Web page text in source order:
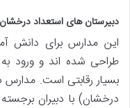
دبیرستان های استعداد
این مدارس برای دانش
طراحی شده اند و ورود
بسیار رقابتی است.
درخشان) با دبیران